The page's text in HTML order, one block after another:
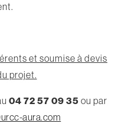
et soumise à devis
projet.
04 72 57 09 35 ou par
aura.com